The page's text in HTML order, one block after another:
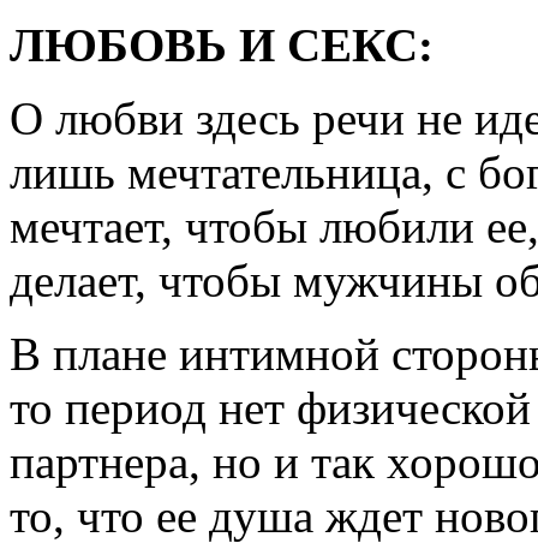
ЛЮБОВЬ И СЕКС:
О любви здесь речи не
лишь мечтательница, с
мечтает, чтобы любили
делает, чтобы мужчины
В плане интимной
то период нет
партнера, но и так
то, что ее душа ждет